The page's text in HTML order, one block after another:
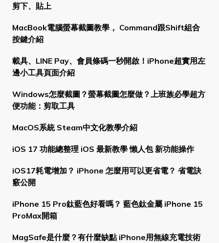
剪下、貼上
MacBook電腦螢幕截圖教學， Command跟Shift組合
按鍵介紹
載具、LINE Pay、會員條碼一秒開啟！iPhone超實用左
邊小工具頁面介紹
Windows怎麼截圖？螢幕截圖怎麼做？上班族必學超方
便功能：剪取工具
MacOS系統 Steam中文化教學介紹
iOS 17 功能總整理 iOS 最新教學 懶人包 新功能操作
iOS17耗電增加？ iPhone 怎麼用可以更省電？ 省電訣
竅公開
iPhone 15 Pro鈦藍色好看嗎？ 藍色鈦金屬 iPhone 15
ProMax開箱
MagSafe是什麼？有什麼缺點 iPhone用無線充電技術